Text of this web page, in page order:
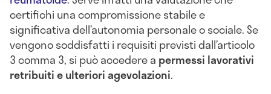
certifichi una compromissione stabile e
significativa dell’autonomia personale o sociale. Se
vengono soddisfatti i requisiti previsti dall’articolo
3 comma 3, si può accedere a permessi lavorativi
retribuiti e ulteriori agevolazioni.